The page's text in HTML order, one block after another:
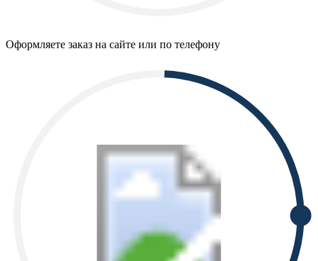
Оформляете заказ на сайте или по телефону